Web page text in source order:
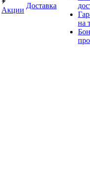
Акции
Доставка
на